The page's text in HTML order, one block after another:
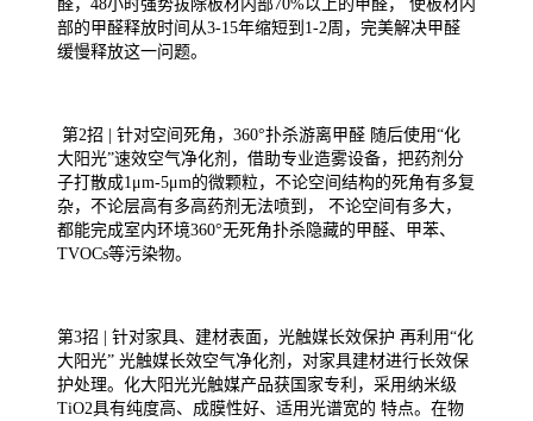
醛，48小时强势拔除板材内部70%以上的甲醛， 使板材内
部的甲醛释放时间从3-15年缩短到1-2周，完美解决甲醛
缓慢释放这一问题。
第2招 | 针对空间死角，360°扑杀游离甲醛 随后使用“化
大阳光”速效空气净化剂，借助专业造雾设备，把药剂分
子打散成1μm-5μm的微颗粒，不论空间结构的死角有多复
杂，不论层高有多高药剂无法喷到， 不论空间有多大，
都能完成室内环境360°无死角扑杀隐藏的甲醛、甲苯、
TVOCs等污染物。
第3招 | 针对家具、建材表面，光触媒长效保护 再利用“化
大阳光” 光触媒长效空气净化剂，对家具建材进行长效保
护处理。化大阳光光触媒产品获国家专利，采用纳米级
TiO2具有纯度高、成膜性好、适用光谱宽的 特点。在物